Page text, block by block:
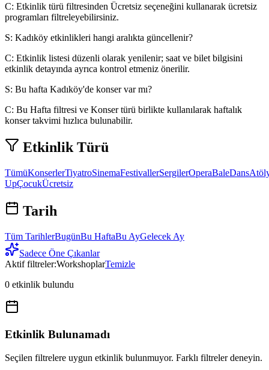
C: Etkinlik türü filtresinden Ücretsiz seçeneğini kullanarak ücretsiz
programları filtreleyebilirsiniz.
S: Kadıköy etkinlikleri hangi aralıkta güncellenir?
C: Etkinlik listesi düzenli olarak yenilenir; saat ve bilet bilgisini
etkinlik detayında ayrıca kontrol etmeniz önerilir.
S: Bu hafta Kadıköy'de konser var mı?
C: Bu Hafta filtresi ve Konser türü birlikte kullanılarak haftalık
konser takvimi hızlıca bulunabilir.
Etkinlik Türü
TümüKonserlerTiyatroSinemaFestivallerSergilerOperaBaleDans
UpÇocukÜcretsiz
Tarih
Tüm TarihlerBugünBu HaftaBu AyGelecek Ay
Sadece Öne Çıkanlar
Aktif filtreler:WorkshoplarTemizle
0 etkinlik bulundu
Etkinlik Bulunamadı
Seçilen filtrelere uygun etkinlik bulunmuyor. Farklı filtreler deneyin.